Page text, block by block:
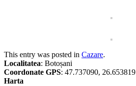
This entry was posted in Cazare.
Localitatea: Botoșani
Coordonate GPS: 47.737090, 26.653819
Harta